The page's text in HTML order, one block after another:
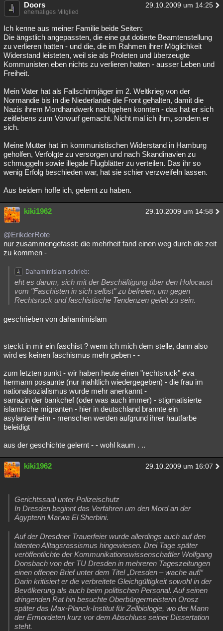
Doors 29.10.2009 um 14:25
ehemaliges Mitglied
Ich kenne aus meiner Familie beide Seiten:
Die ängstlich angepassten, die eine gut dotierte Beamtenstellung
zu verlieren hatten - und die, die im Rahmen ihrer Möglichkeit
Widerstand leisteten, weil sie als Proleten und überzeugte
Kommunisten eben nichts zu verlieren hatten - ausser Leben und
Freiheit.
Mein Vater hat als Fallschirmjäger im 2. Weltkrieg von der
Normandie bis in die Niederlande die Front gehalten, damit die
Nazis ihrem Mordhandwerk nachgehen konnten - das hat er sich
zeitlebens zum Vorwurf gemacht. Nicht mal ich ihm, sondern er
sich.
Meine Mutter hat im kommunistischen Widerstand in Hamburg
geholfen, Verfolgte zu versorgen und nach Skandinavien zu
schmuggeln sowie illegale Flugblätter zu verteilen. Das ihr so
wenig Erfolg beschieden war, hat sie schier verzweifeln lassen.
Aus beidem hoffe ich, gelernt zu haben.
kiki1962 29.10.2009 um 14:58
@ErikderRote
nur zusammengefasst: die mehrheit fand einen weg durch die zeit
zu kommen -
DahamImIslam schrieb:
eht es darum, sich mit der Beschäftigung über den Holocaust
vom "Faschisten in sich selbst" zu befreien, um gegen
Rechtsruck und faschistische Tendenzen gefeit zu sein.
geschrieben von dahamimislam
steckt in mir ein faschist ? wenn ich mich dem stelle, dann also
wird es keinen faschismus mehr geben - -
zum letzten punkt - wir haben heute einen "rechtsruck" eva
hermann posaunte (nur inahltlich wiedergegeben) - die frau im
nationalsozialismus wurde mehr anerkannt -
sarrazin der bankchef (oder was auch immer) - stigmatisierte
islamische migranten - hier in deutschland brannte ein
asylantenheim - menschen werden aufgrund ihrer hautfarbe
beleidigt
aus der geschichte gelernt - - wohl kaum . ..
kiki1962 29.10.2009 um 16:07
Gerichtssaal unter Polizeischutz
In Dresden beginnt das Verfahren um den Mord an der
Ägypterin Marwa El Sherbini.
Auf der Dresdner Trauerfeier wurde allerdings auch auf den
latenten Alltagsrassismus hingewiesen. Drei Tage später
veröffentlichte der Kommunikationswissenschaftler Wolfgang
Donsbach von der TU Dresden in mehreren Tageszeitungen
einen offenen Brief unter dem Titel „Dresden – wache auf!“
Darin kritisiert er die verbreitete Gleichgültigkeit sowohl in der
Bevölkerung als auch beim politischen Personal. Auf seinen
dringenden Rat hin besuchte Oberbürgermeisterin Orosz
später das Max-Planck-Institut für Zellbiologie, wo der Mann
der Ermordeten kurz vor dem Abschluss seiner Dissertation
steht.